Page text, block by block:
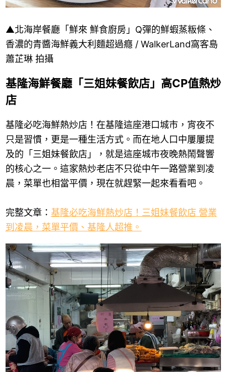
▲北海岸餐廳「鮮來 鮮食廚房」Q彈的鮮蝦蒸粄條、
香濃的青醬海鮮義大利麵超過癮 / WalkerLand窩客島
蕭芷琳 拍攝
基隆海鮮餐廳「三姐妹餐飲店」高CP值熱炒
店
​​​​​​基隆必吃海鮮熱炒店！在基隆這座港口城市，宵夜不
只是習慣，更是一種生活方式。而在地人口中屢屢提
及的「三姐妹餐飲店」，就是這座城市夜晚熱鬧聲響
的核心之一。這家熱炒老店不只從中午一路營業到凌
晨，菜單也相當平價，現在就趕緊一起來看看吧。
完整文章： 基隆必吃海鮮熱炒店！三姐妹餐飲店 營業
到凌晨，菜單平價、基隆人超推。